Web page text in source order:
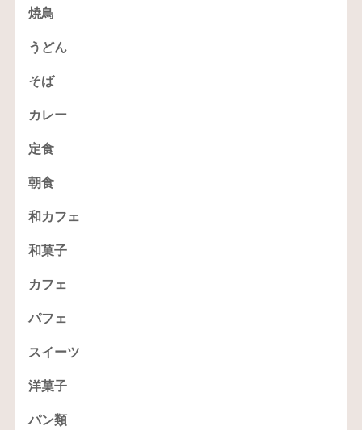
焼鳥
うどん
そば
カレー
定食
朝食
和カフェ
和菓子
カフェ
パフェ
スイーツ
洋菓子
パン類